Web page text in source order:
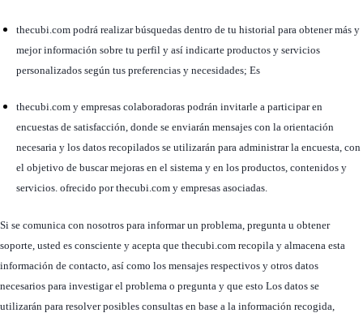
thecubi.com podrá realizar búsquedas dentro de tu historial para obtener más y
mejor información sobre tu perfil y así indicarte productos y servicios
personalizados según tus preferencias y necesidades; Es
thecubi.com y empresas colaboradoras podrán invitarle a participar en
encuestas de satisfacción, donde se enviarán mensajes con la orientación
necesaria y los datos recopilados se utilizarán para administrar la encuesta, con
el objetivo de buscar mejoras en el sistema y en los productos, contenidos y
servicios. ofrecido por thecubi.com y empresas asociadas.
Si se comunica con nosotros para informar un problema, pregunta u obtener
soporte, usted es consciente y acepta que thecubi.com recopila y almacena esta
información de contacto, así como los mensajes respectivos y otros datos
necesarios para investigar el problema o pregunta y que esto Los datos se
utilizarán para resolver posibles consultas en base a la información recogida,